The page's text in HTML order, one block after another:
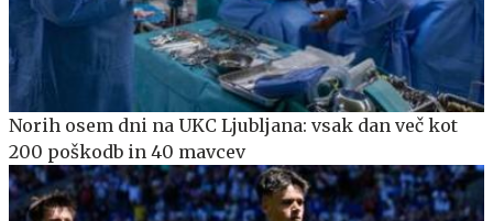
Norih osem dni na UKC Ljubljana: vsak dan več kot
200 poškodb in 40 mavcev